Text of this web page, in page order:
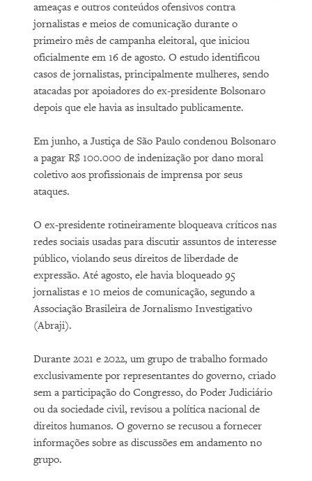
ameaças e outros conteúdos ofensivos contra
jornalistas e meios de comunicação durante o
primeiro mês de campanha eleitoral, que iniciou
oficialmente em 16 de agosto. O estudo identificou
casos de jornalistas, principalmente mulheres, sendo
atacadas por apoiadores do ex-presidente Bolsonaro
depois que ele havia as insultado publicamente.
Em junho, a Justiça de São Paulo condenou Bolsonaro
a pagar R$ 100.000 de indenização por dano moral
coletivo aos profissionais de imprensa por seus
ataques.
O ex-presidente rotineiramente bloqueava críticos nas
redes sociais usadas para discutir assuntos de interesse
público, violando seus direitos de liberdade de
expressão. Até agosto, ele havia bloqueado 95
jornalistas e 10 meios de comunicação, segundo a
Associação Brasileira de Jornalismo Investigativo
(Abraji).
Durante 2021 e 2022, um grupo de trabalho formado
exclusivamente por representantes do governo, criado
sem a participação do Congresso, do Poder Judiciário
ou da sociedade civil, revisou a política nacional de
direitos humanos. O governo se recusou a fornecer
informações sobre as discussões em andamento no
grupo.